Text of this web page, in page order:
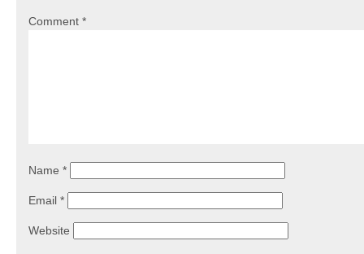
Comment *
Name *
Email *
Website